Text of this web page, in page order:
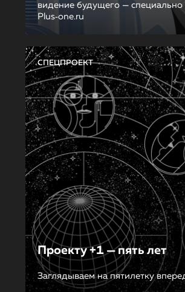
видение будущего — специально
Plus‑one.ru
СПЕЦПРОЕКТ
Проекту +1 — пять лет
Заглядываем на пятилетку